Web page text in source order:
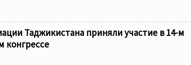
Таджикистана приняли участие в 14-м
конгрессе